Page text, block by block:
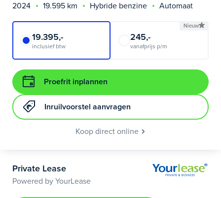
2024
19.595 km Hybride benzine Automaat
19.395,-
inclusief btw
Nieuw
245,-
vanafprijs p/m
Proefrit inplannen
Inruilvoorstel aanvragen
Koop direct online
Private Lease
Powered by YourLease